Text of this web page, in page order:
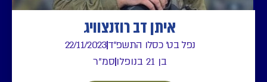
איתן דב רוזנצוויג
נפל בט' כסלו התשפ"ד22/11/2023
בן 21 בנופלו
סמ"ר